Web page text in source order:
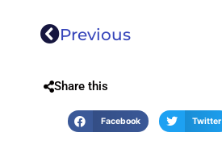
Previous
Share this
Facebook Twitter